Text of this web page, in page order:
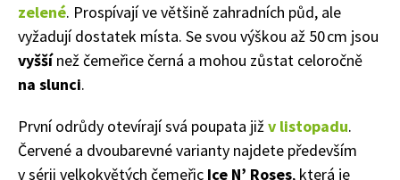
zelené. Prospívají ve většině zahradních půd, ale
vyžadují dostatek místa. Se svou výškou až 50 cm jsou
vyššínež čemeřice černá a mohou zůstat celoročně
na slunci.
První odrůdy otevírají svá poupata jižv listopadu.
Červené a dvoubarevné varianty najdete především
v sérii velkokvětých čemeřic Ice N’ Roses, která je